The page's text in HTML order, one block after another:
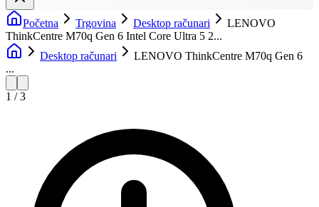
Početna Trgovina Desktop računari
LENOVO
ThinkCentre M70q Gen 6 Intel Core Ultra 5 2...
Desktop računari
LENOVO ThinkCentre M70q Gen 6
...
1 /3